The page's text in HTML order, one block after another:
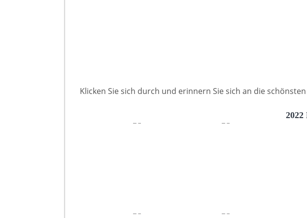
Klicken Sie sich durch und erinnern Sie sich an die